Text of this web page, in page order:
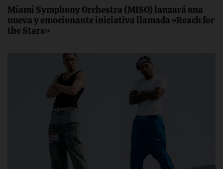
Miami Symphony Orchestra (MISO) lanzará una
nueva y emocionante iniciativa llamada «Reach for
the Stars»